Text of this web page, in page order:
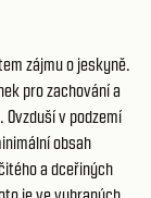
zájmu o jeskyně.
pro zachování a
v podzemí
obsah
a dceřiných